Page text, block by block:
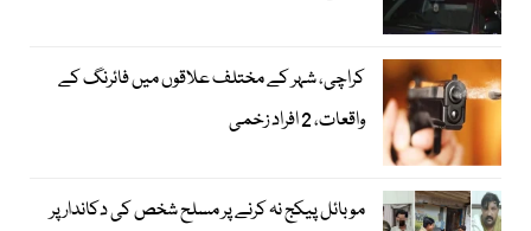
کراچی، شہر کے مختلف علاقوں میں فائرنگ کے
واقعات، 2 افراد زخمی
موبائل پیکج نہ کرنے پر مسلح شخص کی دکاندار پر